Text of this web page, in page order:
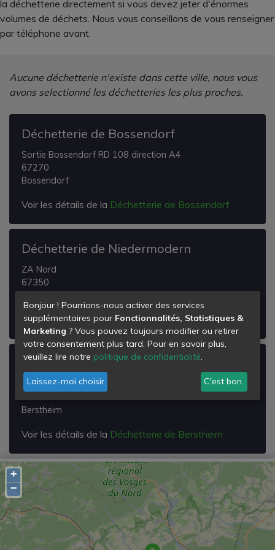
la déchetterie directement si vous devez jeter d'énormes
volumes de déchets. Nous vous conseillons de vous renseigner
par téléphone avant.
Aucune déchetterie n'existe dans cette ville, nous vous
avons selectionné les déchetteries les plus proches.
Déchetterie de Bossendorf
Sortie Bossendorf RD 108 direction A4
67270
Bossendorf
Voir les détails de la Déchetterie de Bossendorf
Déchetterie de Niedermodern
ZA Nord
67350
Voir les détails de laDéchetterie de Niedermodern
Déchetterie de Berstheim
Rte dép 227
Berstheim
Voir les détails de la Déchetterie de Berstheim
+
−
Bonjour ! Pourrions-nous activer des services
supplémentaires pour Fonctionnalités, Statistiques &
Marketing ? Vous pouvez toujours modifier ou retirer
votre consentement plus tard. Pour en savoir plus,
veuillez lire notre politique de confidentialité.
Laissez-moi choisir C'est bon.